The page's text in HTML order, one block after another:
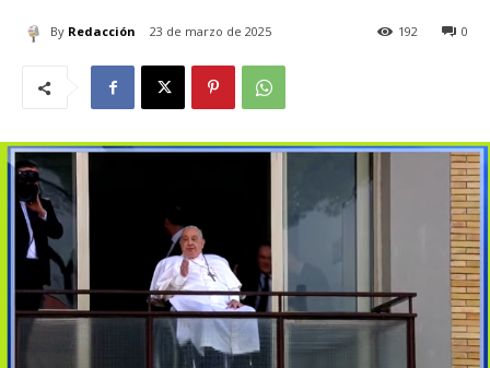
By Redacción 23 de marzo de 2025 0
192